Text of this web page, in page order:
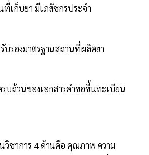
เก็บยา มีเภสัชกรประจำ
บรองมาตรฐานสถานที่ผลิตยา
รบถ้วนของเอกสารคำขอขึ้นทะเบียน
วิชาการ 4 ด้านคือ คุณภาพ ความ